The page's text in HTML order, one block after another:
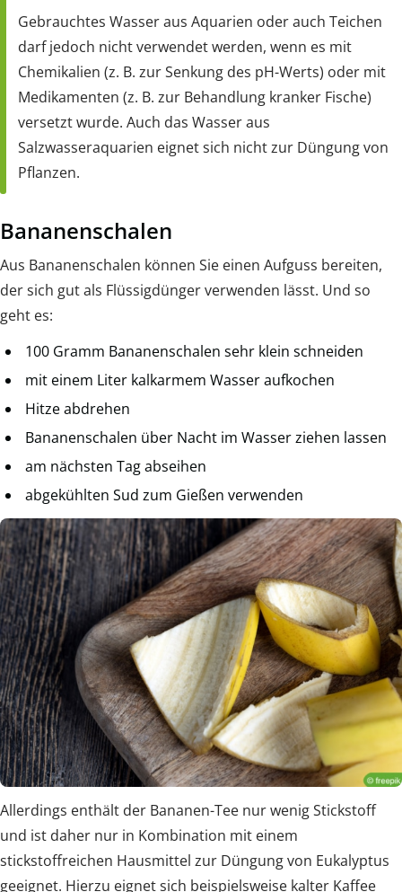
Gebrauchtes Wasser aus Aquarien oder auch Teichen
darf jedoch nicht verwendet werden, wenn es mit
Chemikalien (z. B. zur Senkung des pH-Werts) oder mit
Medikamenten (z. B. zur Behandlung kranker Fische)
versetzt wurde. Auch das Wasser aus
Salzwasseraquarien eignet sich nicht zur Düngung von
Pflanzen.
Bananenschalen
Aus Bananenschalen können Sie einen Aufguss bereiten,
der sich gut als Flüssigdünger verwenden lässt. Und so
geht es:
100 Gramm Bananenschalen sehr klein schneiden
mit einem Liter kalkarmem Wasser aufkochen
Hitze abdrehen
Bananenschalen über Nacht im Wasser ziehen lassen
am nächsten Tag abseihen
abgekühlten Sud zum Gießen verwenden
Allerdings enthält der Bananen-Tee nur wenig Stickstoff
und ist daher nur in Kombination mit einem
stickstoffreichen Hausmittel zur Düngung von Eukalyptus
geeignet. Hierzu eignet sich beispielsweise kalter Kaffee